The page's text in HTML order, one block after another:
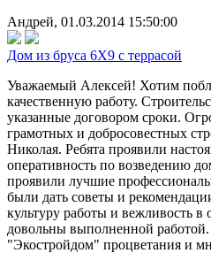
Андрей, 01.03.2014 15:50:00
Дом из бруса 6Х9 с террасой
Уважаемый Алексей! Хотим
качественную работу.
указанные договором сроки.
грамотных и добросовестных
Николая. Ребята проявили
оперативность по возведению
проявили лучшие
были дать советы и
культуру работы и вежливость
довольны выполненной
"Экостройдом" процветания и